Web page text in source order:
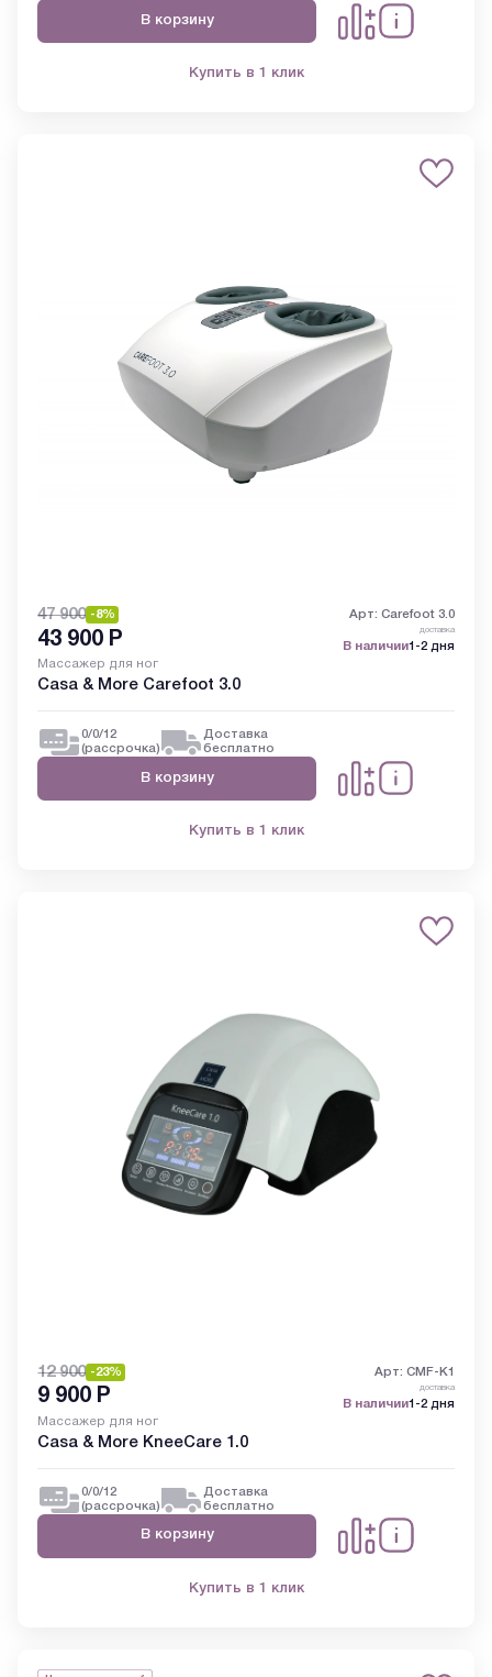
В корзину
Купить в 1 клик
47 900 -8% Арт: Carefoot 3.0
43 900 Р доставка
В наличии1-2 дня
Массажер для ног
Casa & More Carefoot 3.0
0/0/12
(рассрочка)
Доставка
бесплатно
В корзину
Купить в 1 клик
12 900 -23% Арт: CMF-K1
9 900 Р доставка
В наличии1-2 дня
Массажер для ног
Casa & More KneeCare 1.0
0/0/12
(рассрочка)
Доставка
бесплатно
В корзину
Купить в 1 клик